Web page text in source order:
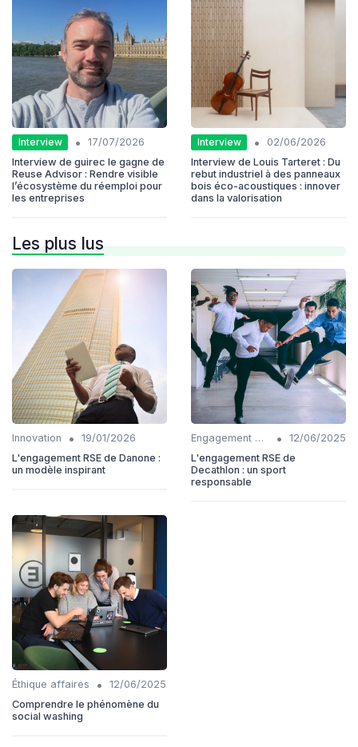
Interview •
17/07/2026
Interview de guirec le gagne de
Reuse Advisor : Rendre visible
l’écosystème du réemploi pour
les entreprises
Interview •
02/06/2026
Interview de Louis Tarteret : Du
rebut industriel à des panneaux
bois éco-acoustiques : innover
dans la valorisation
Les plus lus
Innovation •
19/01/2026
L'engagement RSE de Danone :
un modèle inspirant
Engagement communautaire •
12/06/2025
L'engagement RSE de
Decathlon : un sport
responsable
Éthique affaires •
12/06/2025
Comprendre le phénomène du
social washing